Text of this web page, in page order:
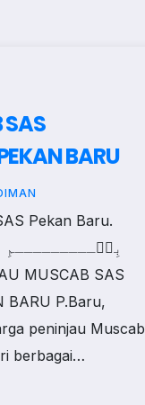
SAS
BARU
Pekan Baru.
BARU P.Baru,
peninjau Muscab
berbagai…